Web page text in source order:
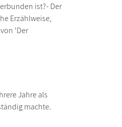
ist?- Der
Erzählweise,
'Der
Jahre als
machte.